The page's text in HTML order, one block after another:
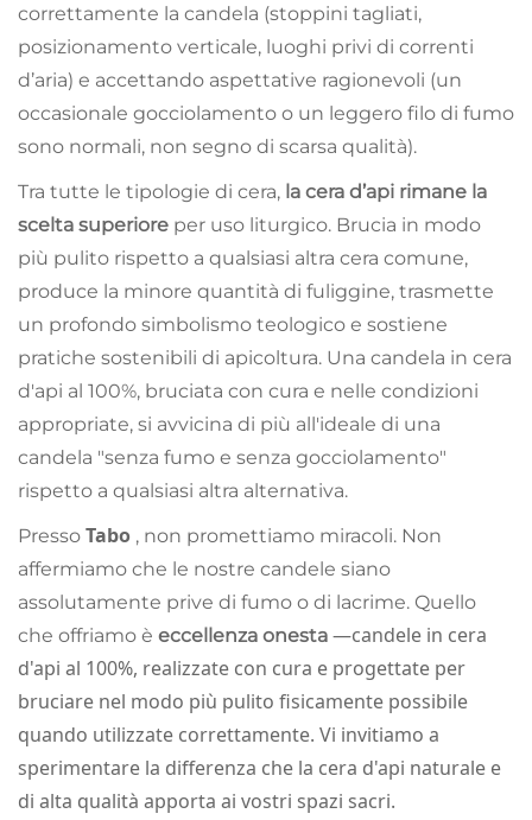
correttamente la candela (stoppini tagliati,
posizionamento verticale, luoghi privi di correnti
d’aria) e accettando aspettative ragionevoli (un
occasionale gocciolamento o un leggero filo di fumo
sono normali, non segno di scarsa qualità).
Tra tutte le tipologie di cera, la cera d’api rimane la
scelta superiore per uso liturgico. Brucia in modo
più pulito rispetto a qualsiasi altra cera comune,
produce la minore quantità di fuliggine, trasmette
un profondo simbolismo teologico e sostiene
pratiche sostenibili di apicoltura. Una candela in cera
d'api al 100%, bruciata con cura e nelle condizioni
appropriate, si avvicina di più all'ideale di una
candela "senza fumo e senza gocciolamento"
rispetto a qualsiasi altra alternativa.
Presso Tabo , non promettiamo miracoli. Non
affermiamo che le nostre candele siano
assolutamente prive di fumo o di lacrime. Quello
che offriamo è eccellenza onesta —candele in cera
d'api al 100%, realizzate con cura e progettate per
bruciare nel modo più pulito fisicamente possibile
quando utilizzate correttamente. Vi invitiamo a
sperimentare la differenza che la cera d'api naturale e
di alta qualità apporta ai vostri spazi sacri.